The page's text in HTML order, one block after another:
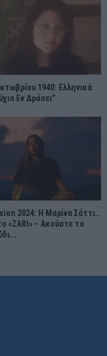
1940: Ελληνικά
Εν Δράσει”
2024: Η Μαρίνα Σάττι…
«ZARI» – Ακούστε το